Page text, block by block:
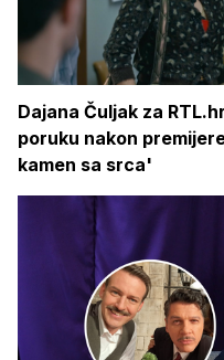
Dajana Čuljak za
poruku nakon
kamen sa srca'